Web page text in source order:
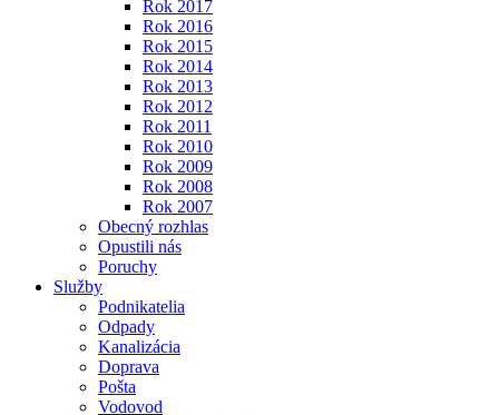
Rok 2017
Rok 2016
Rok 2015
Rok 2014
Rok 2013
Rok 2012
Rok 2011
Rok 2010
Rok 2009
Rok 2008
Rok 2007
Obecný rozhlas
Opustili nás
Poruchy
Služby
Podnikatelia
Odpady
Kanalizácia
Doprava
Pošta
Vodovod